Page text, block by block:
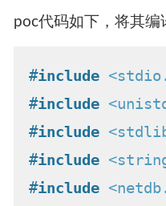
poc代码如下，将其编
#include
#include
#include
#include
#include